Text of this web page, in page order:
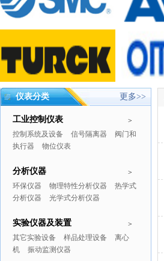
仪表分类 更多>>
>
工业控制仪表
控制系统及设备 信号隔离器
阀门和
执行器
物位仪表
>
分析仪器
环保仪器 物理特性分析仪器
热学式
分析仪器
光学式分析仪器
>
实验仪器及装置
其它实验设备 样品处理设备
离心
机
振动监测仪器